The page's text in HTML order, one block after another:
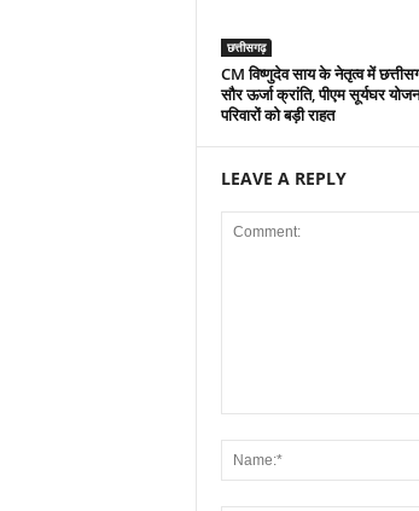
छत्तीसगढ़
CM विष्णुदेव साय के नेतृत्व में
सौर ऊर्जा क्रांति, पीएम सूर्यघर
परिवारों को बड़ी राहत
LEAVE A REPLY